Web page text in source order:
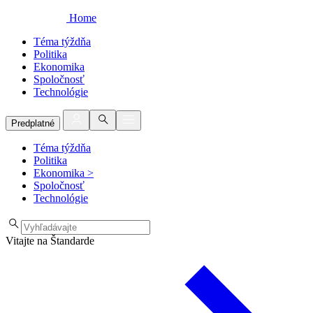
Home
Téma týždňa
Politika
Ekonomika
Spoločnosť
Technológie
Predplatné
Téma týždňa
Politika
Ekonomika >
Spoločnosť
Technológie
Vitajte na Štandarde